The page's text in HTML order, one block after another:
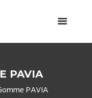
PAVIA
PAVIA